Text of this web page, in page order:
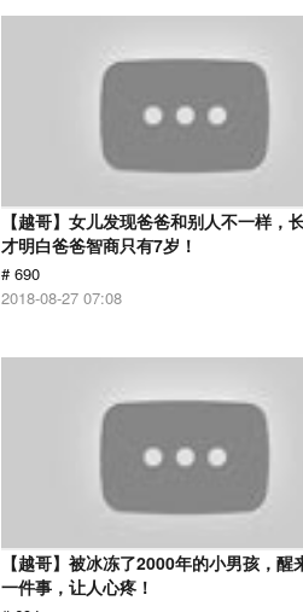
【越哥】女儿发现爸爸和别人不一样，
才明白爸爸智商只有7岁！
# 690
2018-08-27 07:08
【越哥】被冰冻了2000年的小男孩，醒
一件事，让人心疼！